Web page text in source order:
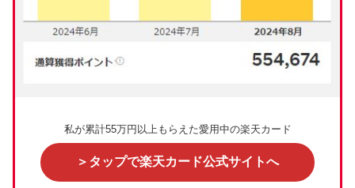
私が累計55万円以上もらえた愛用中の楽天カード
＞タップで楽天カード公式サイトへ